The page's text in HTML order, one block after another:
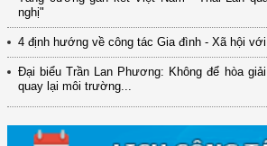
nghị"
4 định hướng về công tác Gia đình - Xã hội
Đại biểu Trần Lan Phương: Không để hòa
quay lại môi trường...
(12/TB-HĐKH) V/v đăng ký, đề xuất nhiệm vụ
đổi mới ...
(898/KH/ĐCT) Kế hoạch thực hiện Quyết định
31/10/2025 ...
(417/QĐ-BNNMT) Quyết định phê duyệt
xây dựng ...